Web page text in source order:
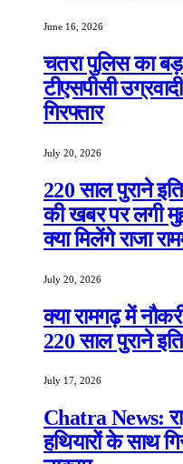
June 16, 2026
चतरा पुलिस का
टीएसपीसी
गिरफ्तार
July 20, 2026
220 साल पुराने
की खबर पर लगी
क्या मिलेंगे राजा
July 20, 2026
क्या रामगढ़ में
220 साल पुराने
July 17, 2026
Chatra News:
हथियारों के साथ